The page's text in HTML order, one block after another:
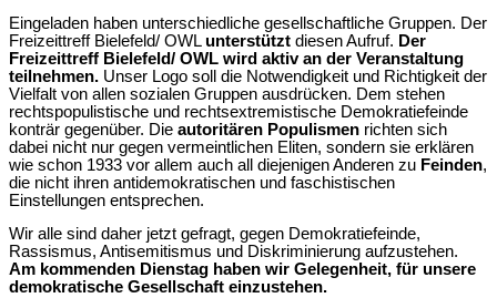
Eingeladen haben unterschiedliche gesellschaftliche Gruppen. Der
Freizeittreff Bielefeld/ OWL unterstützt diesen Aufruf. Der
Freizeittreff Bielefeld/ OWL wird aktiv an der Veranstaltung
teilnehmen. Unser Logo soll die Notwendigkeit und Richtigkeit der
Vielfalt von allen sozialen Gruppen ausdrücken. Dem stehen
rechtspopulistische und rechtsextremistische Demokratiefeinde
konträr gegenüber. Die autoritären Populismen richten sich
dabei nicht nur gegen vermeintlichen Eliten, sondern sie erklären
wie schon 1933 vor allem auch all diejenigen Anderen zu Feinden,
die nicht ihren antidemokratischen und faschistischen
Einstellungen entsprechen.
Wir alle sind daher jetzt gefragt, gegen Demokratiefeinde,
Rassismus, Antisemitismus und Diskriminierung aufzustehen.
Am kommenden Dienstag haben wir Gelegenheit, für unsere
demokratische Gesellschaft einzustehen.